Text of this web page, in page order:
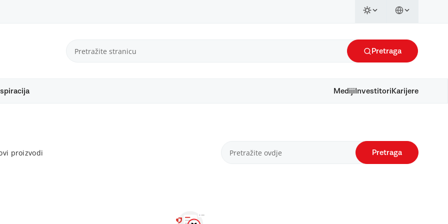
Pretraga
Mediji Investitori Karijere
proizvodi Pretraga